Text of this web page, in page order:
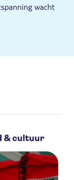
wacht
& cultuur